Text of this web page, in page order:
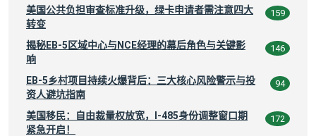
美国公共负担审查标准升级，绿卡申请者需注意四大
转变
159
揭秘EB-5区域中心与NCE经理的幕后角色与关键影
响
146
EB-5乡村项目持续火爆背后：三大核心风险警示与投
资人避坑指南
94
美国移民：自由裁量权放宽，I-485身份调整窗口期
紧急开启！
172